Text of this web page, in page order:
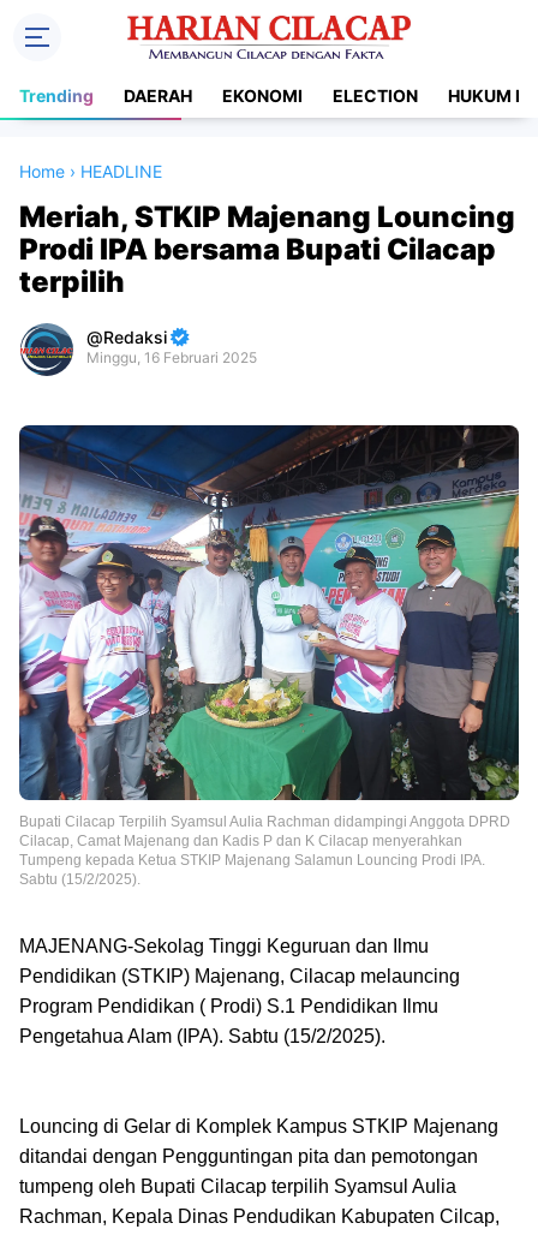
Trending DAERAH EKONOMI ELECTION HUKUM
Home › HEADLINE
Meriah, STKIP Majenang Louncing
Prodi IPA bersama Bupati Cilacap
terpilih
Redaksi
Minggu, 16 Februari 2025
By
Raushan
Design
With
Shroff
Templates
Bupati Cilacap Terpilih Syamsul Aulia Rachman didampingi Anggota DPRD
Cilacap, Camat Majenang dan Kadis P dan K Cilacap menyerahkan
Tumpeng kepada Ketua STKIP Majenang Salamun Louncing Prodi IPA.
Sabtu (15/2/2025).
MAJENANG-Sekolag Tinggi Keguruan dan Ilmu
Pendidikan (STKIP) Majenang, Cilacap melauncing
Program Pendidikan ( Prodi) S.1 Pendidikan Ilmu
Pengetahua Alam (IPA). Sabtu (15/2/2025).
Louncing di Gelar di Komplek Kampus STKIP Majenang
ditandai dengan Pengguntingan pita dan pemotongan
tumpeng oleh Bupati Cilacap terpilih Syamsul Aulia
Rachman, Kepala Dinas Pendudikan Kabupaten Cilcap,